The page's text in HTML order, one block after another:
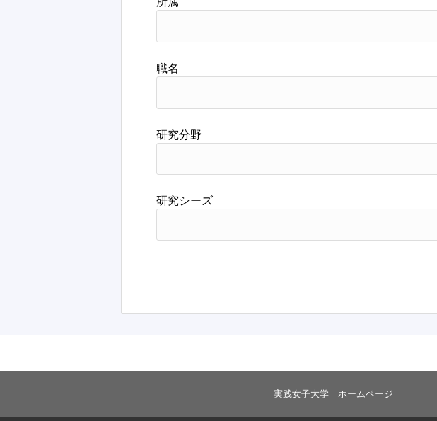
職名
研究分野
研究シーズ
実践女子大学 ホームページ